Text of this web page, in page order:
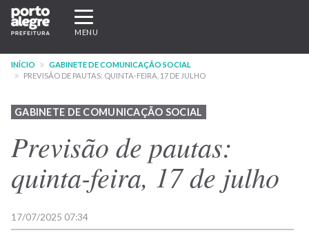
Pular
para
conteúdo
principal
Expandir/recolher
navegação
MENU
INÍCIO
GABINETE DE COMUNICAÇÃO SOCIAL
PREVISÃO DE PAUTAS: QUINTA-FEIRA, 17 DE JULHO
GABINETE DE COMUNICAÇÃO SOCIAL
Previsão de pautas:
quinta-feira, 17 de julho
17/07/2025 07:34